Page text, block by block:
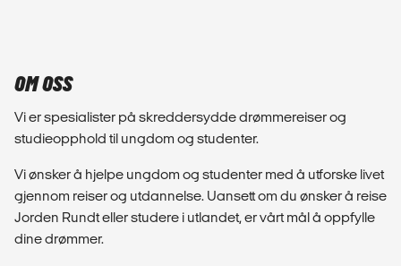
OM OSS
Vi er spesialister på skreddersydde drømmereiser og
studieopphold til ungdom og studenter.
Vi ønsker å hjelpe ungdom og studenter med å utforske livet
gjennom reiser og utdannelse. Uansett om du ønsker å reise
Jorden Rundt eller studere i utlandet, er vårt mål å oppfylle
dine drømmer.